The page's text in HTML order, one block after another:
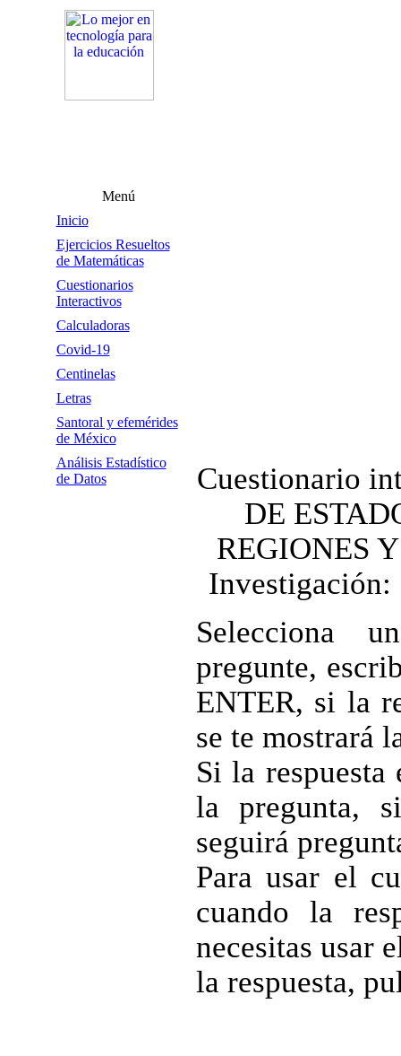
Menú
Inicio
Ejercicios Resueltos
de Matemáticas
Cuestionarios
Interactivos
Calculadoras
Covid-19
Centinelas
Letras
Santoral y efemérides
de México
Análisis Estadístico
de Datos
Cuestionario
DE
REGIONES
Investigación:
Selecciona
pregunte,
ENTER, si la
se te mostrará
Si la respuesta
la pregunta,
seguirá
Para usar el
cuando la
necesitas usar
la respuesta,